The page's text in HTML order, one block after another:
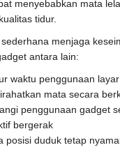
menyebabkan mata
tidur.
menjaga
antara lain:
waktu penggunaan layar
mata secara
penggunaan gadget
bergerak
posisi duduk tetap